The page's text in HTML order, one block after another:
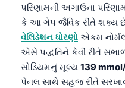
પરિણામની અગાઉના
કે આ ગેપ જૈવિક રીતે શક્ય
વેલિડેશન ધોરણો એકમ
એસે પદ્ધતિને કેવી રીતે
સોડિયમનું મૂલ્ય 139
પેનલ સાથે સહજ રીતે
Slovenčina
پښتو
سنڌي